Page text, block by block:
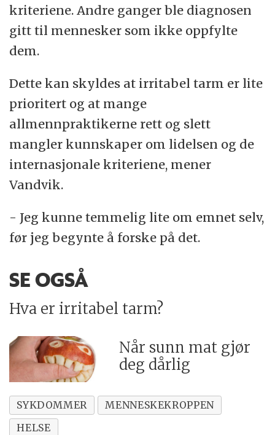
kriteriene. Andre ganger ble diagnosen
gitt til mennesker som ikke oppfylte
dem.
Dette kan skyldes at irritabel tarm er lite
prioritert og at mange
allmennpraktikerne rett og slett
mangler kunnskaper om lidelsen og de
internasjonale kriteriene, mener
Vandvik.
- Jeg kunne temmelig lite om emnet selv,
før jeg begynte å forske på det.
SE OGSÅ
Hva er irritabel tarm?
Når sunn mat gjør
deg dårlig
SYKDOMMER
MENNESKEKROPPEN
HELSE